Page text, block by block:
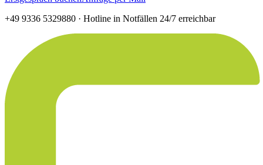
+49 9336 5329880 · Hotline in Notfällen 24/7 erreichbar